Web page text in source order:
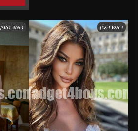
ראש העין ראש העין